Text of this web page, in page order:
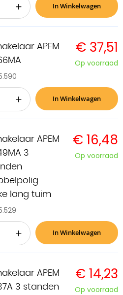
+ In Winkelwagen
APEM
€ 37,51
Op voorraad
+ In Winkelwagen
APEM
3
lang tuim
€ 16,48
Op voorraad
+ In Winkelwagen
APEM
3 standen
€ 14,23
Op voorraad